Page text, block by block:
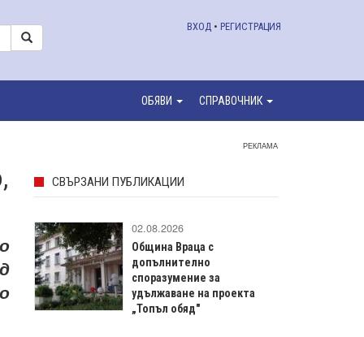
ВХОД • РЕГИСТРАЦИЯ
ОБЯВИ СПРАВОЧНИК
РЕКЛАМА
СВЪРЗАНИ ПУБЛИКАЦИИ
02.08.2026
Община Враца с
допълнително
споразумение за
удължаване на проекта
„Топъл обяд"